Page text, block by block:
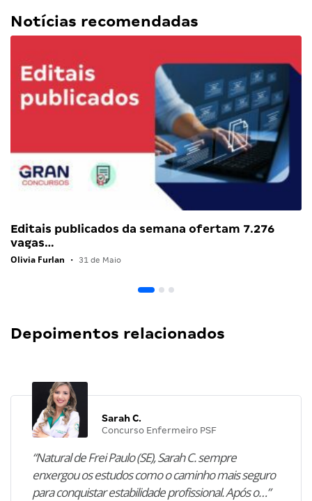
Notícias recomendadas
Editais publicados da semana ofertam 7.276
vagas…
Olivia Furlan • 31 de Maio
Depoimentos relacionados
Sarah C.
Concurso Enfermeiro PSF
“Natural de Frei Paulo (SE), Sarah C. sempre
enxergou os estudos como o caminho mais seguro
para conquistar estabilidade profissional. Após o…”